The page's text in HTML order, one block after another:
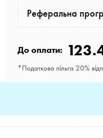
Реферальна
До оплати:
*Податкова пільга 20%